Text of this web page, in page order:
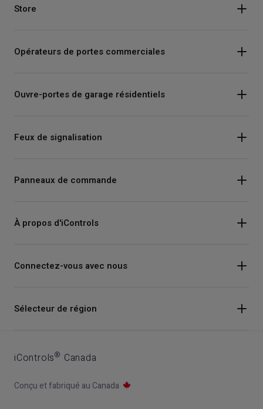
Store
Opérateurs de portes commerciales
Ouvre-portes de garage résidentiels
Feux de signalisation
Panneaux de commande
À propos d'iControls
Connectez-vous avec nous
LinkedIn
Sélecteur de région
iControls® Canada
Conçu et fabriqué au Canada